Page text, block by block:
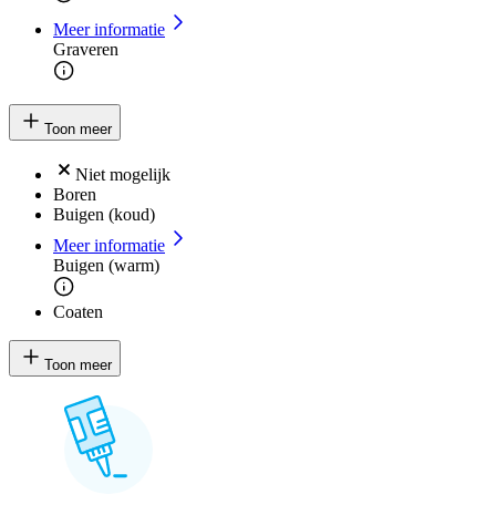
Meer informatie
Graveren
Toon meer
Niet mogelijk
Boren
Buigen (koud)
Meer informatie
Buigen (warm)
Coaten
Toon meer